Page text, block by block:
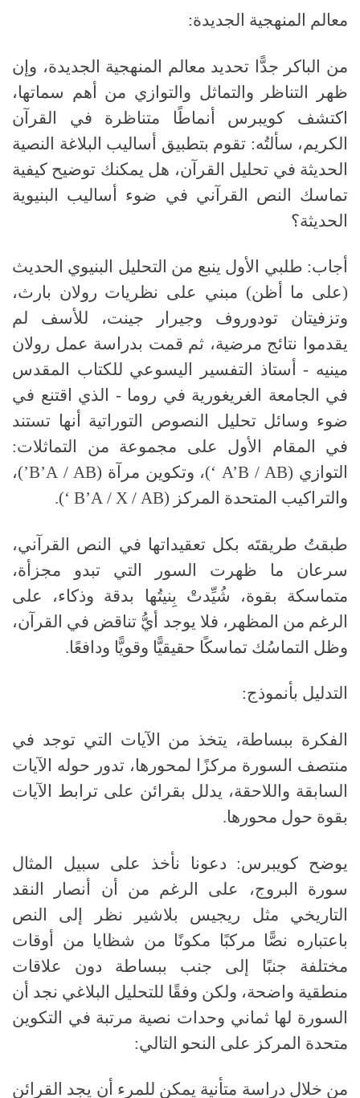
معالم المنهجية الجديدة:
من الباكر جدًّا تحديد معالم المنهجية الجديدة، وإن
ظهر التناظر والتماثل والتوازي من أهم سماتها،
اكتشف كويبرس أنماطًا متناظرة في القرآن
الكريم، سألتُه: تقوم بتطبيق أساليب البلاغة النصية
الحديثة في تحليل القرآن، هل يمكنك توضيح كيفية
تماسك النص القرآني في ضوء أساليب البنيوية
الحديثة؟
أجاب: طلبي الأول ينبع من التحليل البنيوي الحديث
(على ما أظن) مبني على نظريات رولان بارث،
وتزفيتان تودوروف وجيرار جينت، للأسف لم
يقدموا نتائج مرضية، ثم قمت بدراسة عمل رولان
مينيه -
أستاذ التفسير اليسوعي للكتاب المقدس
في الجامعة الغريغورية في روما-
الذي اقتنع في
ضوء وسائل تحليل النصوص التوراتية أنها تستند
في المقام الأول على مجموعة من التماثلات:
التوازي (
AB
/
A’B
‘)، وتكوين مرآة (
AB
/
B’A
’)،
والتراكيب المتحدة المركز (
AB
/
X
/
B’A
‘).
طبقتُ طريقتَه بكل تعقيداتها في النص القرآني،
سرعان ما ظهرت السور التي تبدو مجزأة،
متماسكة بقوة، شُيِّدتْ بِنيتُها بدقة وذكاء، على
الرغم من المظهر، فلا يوجد أيُّ تناقض في القرآن،
وظل التماسُك تماسكًا حقيقيًّا وقويًّا ودافعًا.
التدليل بأنموذج:
الفكرة ببساطة، يتخذ من الآيات التي توجد في
منتصف السورة مركزًا لمحورها، تدور حوله الآيات
السابقة واللاحقة، يدلل بقرائن على ترابط الآيات
بقوة حول محورها.
يوضح كويبرس: دعونا نأخذ على سبيل المثال
سورة البروج، على الرغم من أن أنصار النقد
التاريخي مثل ريجيس بلاشير نظر إلى النص
باعتباره نصًّا مركبًا مكونًا من شظايا من أوقات
مختلفة جنبًا إلى جنب ببساطة دون علاقات
منطقية واضحة، ولكن وفقًا للتحليل البلاغي نجد أن
السورة لها ثماني وحدات نصية مرتبة في التكوين
متحدة المركز على النحو التالي:
من خلال دراسة متأنية يمكن للمرء أن يجد القرائن